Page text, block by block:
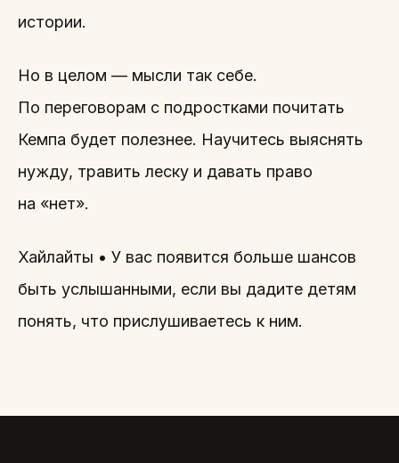
истории.
Но в целом — мысли так себе.
По переговорам с подростками почитать
Кемпа будет полезнее. Научитесь выяснять
нужду, травить леску и давать право
на «нет».
Хайлайты • У вас появится больше шансов
быть услышанными, если вы дадите детям
понять, что прислушиваетесь к ним.